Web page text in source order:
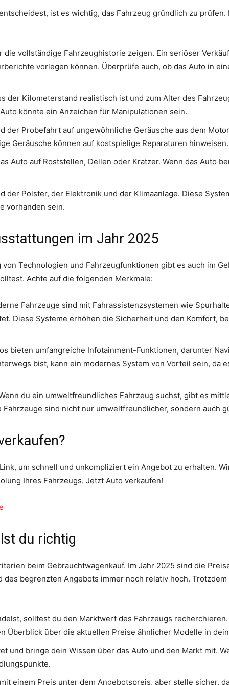
ist es wichtig, das Fahrzeug gründlich zu
die vollständige Fahrzeughistorie zeigen. Ein seriöser
vorlegen können. Überprüfe auch, ob das Auto in
der Kilometerstand realistisch ist und zum Alter des
könnte ein Anzeichen für Manipulationen sein.
der Probefahrt auf ungewöhnliche Geräusche aus dem
Geräusche können auf kostspielige Reparaturen hinweisen.
Auto auf Roststellen, Dellen oder Kratzer. Wenn das Auto
der Polster, der Elektronik und der Klimaanlage. Diese
vorhanden sein.
im Jahr 2025
Technologien und Fahrzeugfunktionen gibt es auch im
Achte auf die folgenden Merkmale:
Fahrzeuge sind mit Fahrassistenzsystemen wie
Diese Systeme erhöhen die Sicherheit und den Komfort,
bieten umfangreiche Infotainment-Funktionen, darunter
bist, kann ein modernes System von Vorteil sein, da
du ein umweltfreundliches Fahrzeug suchst, gibt es
sind nicht nur umweltfreundlicher, sondern auch
um schnell und unkompliziert ein Angebot zu erhalten.
Ihres Fahrzeugs. Jetzt Auto verkaufen!
du richtig
beim Gebrauchtwagenkauf. Im Jahr 2025 sind die
des begrenzten Angebots immer noch relativ hoch.
solltest du den Marktwert des Fahrzeugs
Überblick über die aktuellen Preise ähnlicher Modelle in
und bringe dein Wissen über das Auto und den Markt mit.
einem Preis unter dem Angebotspreis, aber stelle sicher,